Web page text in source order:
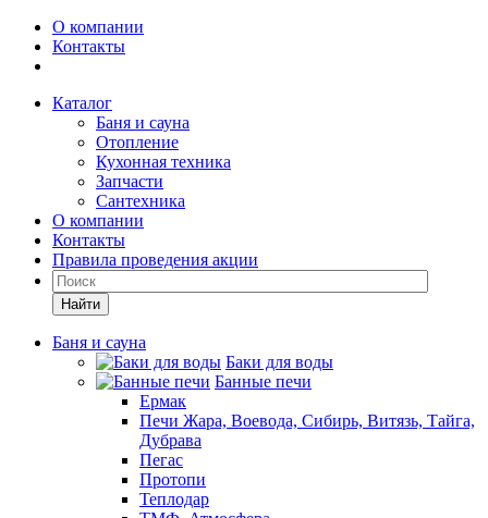
О компании
Контакты
Каталог
Баня и сауна
Отопление
Кухонная техника
Запчасти
Сантехника
О компании
Контакты
Правила проведения акции
Найти
Баня и сауна
Баки для воды
Банные печи
Ермак
Печи Жара, Воевода, Сибирь, Витязь, Тайга,
Дубрава
Пегас
Протопи
Теплодар